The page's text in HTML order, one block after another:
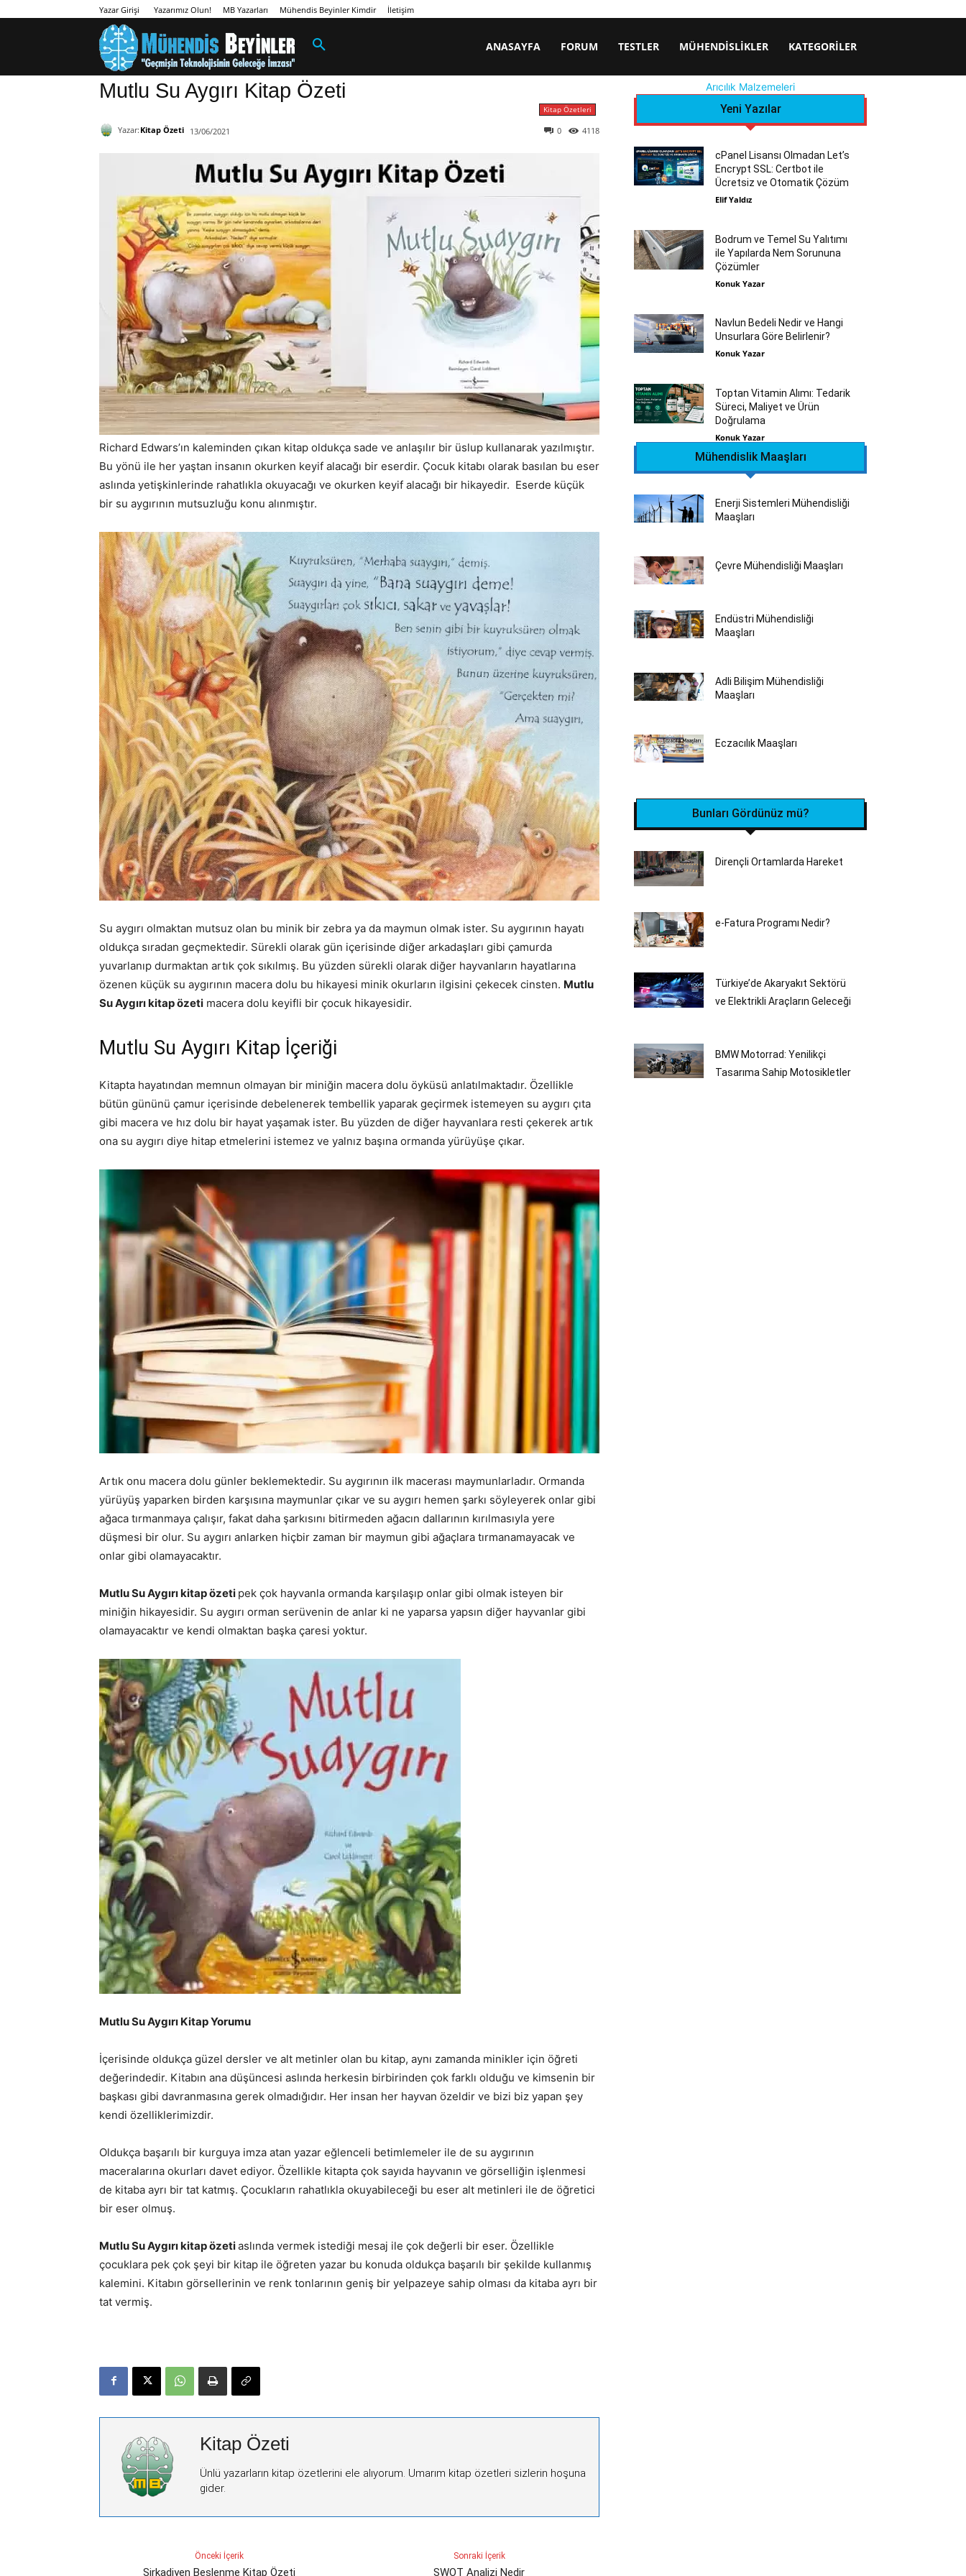
Yazar Girişi Yazarımız Olun! MB Yazarları Mühendis Beyinler Kimdir İletişim
ANASAYFA FORUM TESTLER MÜHENDISLIKLER KATEGORILER
Mutlu Su Aygırı Kitap Özeti
Kitap Özetleri
Yazar: Kitap Özeti 13/06/2021 4118
0
Richard Edwars’ın kaleminden çıkan kitap oldukça sade ve anlaşılır bir üslup kullanarak yazılmıştır.
Bu yönü ile her yaştan insanın okurken keyif alacağı bir eserdir. Çocuk kitabı olarak basılan bu eser
aslında yetişkinlerinde rahatlıkla okuyacağı ve okurken keyif alacağı bir hikayedir. Eserde küçük
bir su aygırının mutsuzluğu konu alınmıştır.
Su aygırı olmaktan mutsuz olan bu minik bir zebra ya da maymun olmak ister. Su aygırının hayatı
oldukça sıradan geçmektedir. Sürekli olarak gün içerisinde diğer arkadaşları gibi çamurda
yuvarlanıp durmaktan artık çok sıkılmış. Bu yüzden sürekli olarak diğer hayvanların hayatlarına
özenen küçük su aygırının macera dolu bu hikayesi minik okurların ilgisini çekecek cinsten. Mutlu
Su Aygırı kitap özeti macera dolu keyifli bir çocuk hikayesidir.
Mutlu Su Aygırı Kitap İçeriği
Kitapta hayatından memnun olmayan bir miniğin macera dolu öyküsü anlatılmaktadır. Özellikle
bütün gününü çamur içerisinde debelenerek tembellik yaparak geçirmek istemeyen su aygırı çıta
gibi macera ve hız dolu bir hayat yaşamak ister. Bu yüzden de diğer hayvanlara resti çekerek artık
ona su aygırı diye hitap etmelerini istemez ve yalnız başına ormanda yürüyüşe çıkar.
Artık onu macera dolu günler beklemektedir. Su aygırının ilk macerası maymunlarladır. Ormanda
yürüyüş yaparken birden karşısına maymunlar çıkar ve su aygırı hemen şarkı söyleyerek onlar gibi
ağaca tırmanmaya çalışır, fakat daha şarkısını bitirmeden ağacın dallarının kırılmasıyla yere
düşmesi bir olur. Su aygırı anlarken hiçbir zaman bir maymun gibi ağaçlara tırmanamayacak ve
onlar gibi olamayacaktır.
Mutlu Su Aygırı kitap özeti pek çok hayvanla ormanda karşılaşıp onlar gibi olmak isteyen bir
miniğin hikayesidir. Su aygırı orman serüvenin de anlar ki ne yaparsa yapsın diğer hayvanlar gibi
olamayacaktır ve kendi olmaktan başka çaresi yoktur.
Mutlu Su Aygırı Kitap Yorumu
İçerisinde oldukça güzel dersler ve alt metinler olan bu kitap, aynı zamanda minikler için öğreti
değerindedir. Kitabın ana düşüncesi aslında herkesin birbirinden çok farklı olduğu ve kimsenin bir
başkası gibi davranmasına gerek olmadığıdır. Her insan her hayvan özeldir ve bizi biz yapan şey
kendi özelliklerimizdir.
Oldukça başarılı bir kurguya imza atan yazar eğlenceli betimlemeler ile de su aygırının
maceralarına okurları davet ediyor. Özellikle kitapta çok sayıda hayvanın ve görselliğin işlenmesi
de kitaba ayrı bir tat katmış. Çocukların rahatlıkla okuyabileceği bu eser alt metinleri ile de öğretici
bir eser olmuş.
Mutlu Su Aygırı kitap özetiaslında vermek istediği mesaj ile çok değerli bir eser. Özellikle
çocuklara pek çok şeyi bir kitap ile öğreten yazar bu konuda oldukça başarılı bir şekilde kullanmış
kalemini. Kitabın görsellerinin ve renk tonlarının geniş bir yelpazeye sahip olması da kitaba ayrı bir
tat vermiş.
Kitap Özeti
Ünlü yazarların kitap özetlerini ele alıyorum. Umarım kitap özetleri sizlerin hoşuna
gider.
Önceki İçerik
Sirkadiyen Beslenme Kitap Özeti
Sonraki İçerik
SWOT Analizi Nedir
Arıcılık Malzemeleri
Yeni Yazılar
cPanel Lisansı Olmadan Let’s
Encrypt SSL: Certbot ile
Ücretsiz ve Otomatik Çözüm
Elif Yaldız
Bodrum ve Temel Su Yalıtımı
ile Yapılarda Nem Sorununa
Çözümler
Konuk Yazar
Navlun Bedeli Nedir ve Hangi
Unsurlara Göre Belirlenir?
Konuk Yazar
Toptan Vitamin Alımı: Tedarik
Süreci, Maliyet ve Ürün
Doğrulama
Konuk Yazar
Mühendislik Maaşları
Enerji Sistemleri Mühendisliği
Maaşları
Çevre Mühendisliği Maaşları
Endüstri Mühendisliği
Maaşları
Adli Bilişim Mühendisliği
Maaşları
Eczacılık Maaşları
Bunları Gördünüz mü?
Dirençli Ortamlarda Hareket
e-Fatura Programı Nedir?
Türkiye’de Akaryakıt Sektörü
ve Elektrikli Araçların Geleceği
BMW Motorrad: Yenilikçi
Tasarıma Sahip Motosikletler